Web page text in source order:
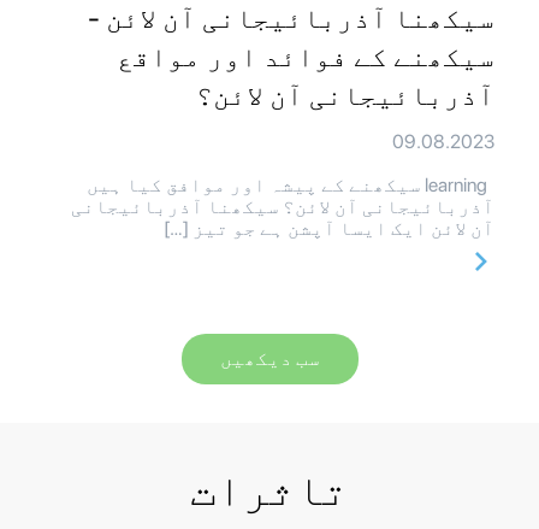
سیکھنا آذربائیجانی آن لائن -
سیکھنے کے فوائد اور مواقع
آذربائیجانی آن لائن؟
09.08.2023
learning سیکھنے کے پیشہ اور موافق کیا ہیں
آذربائیجانی آن لائن؟ سیکھنا آذربائیجانی
آن لائن ایک ایسا آپشن ہے جو تیز […]
سب دیکھیں
تاثرات